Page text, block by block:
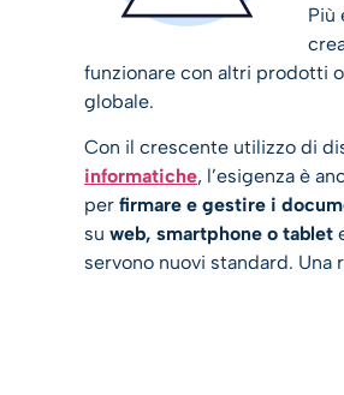
Più
funzionare con altri prodotti
globale.
Con il crescente utilizzo di
informatiche, l’esigenza è
per firmare e gestire i
su web, smartphone o tablet
servono nuovi standard. Una